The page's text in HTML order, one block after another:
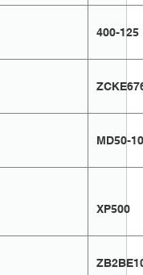
400-125
MD50-10
XP500